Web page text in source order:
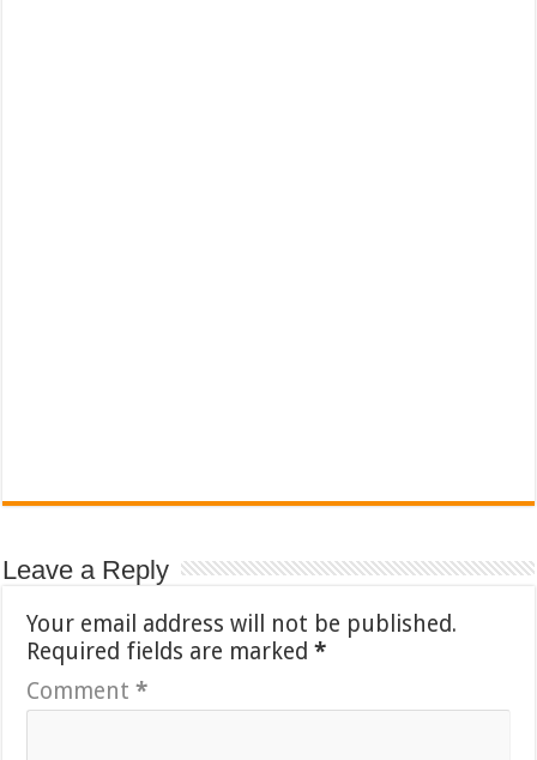
Leave a Reply
Your email address will not be published.
Required fields are marked*
Comment*